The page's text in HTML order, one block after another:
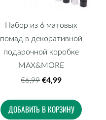
Набор из 6 матовых
помад в декоративной
подарочной коробке
MAX&MORE
€6,99 €4,99
ДОБАВИТЬ В КОРЗИНУ